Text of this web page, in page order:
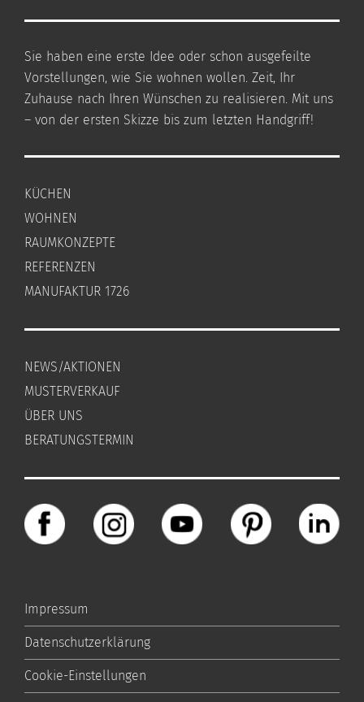
Sie haben eine erste Idee oder schon ausgefeilte
Vorstellungen, wie Sie wohnen wollen. Zeit, Ihr
Zuhause nach Ihren Wünschen zu realisieren. Mit uns
– von der ersten Skizze bis zum letzten Handgriff!
KÜCHEN
WOHNEN
RAUMKONZEPTE
REFERENZEN
MANUFAKTUR 1726
NEWS/AKTIONEN
MUSTERVERKAUF
ÜBER UNS
BERATUNGSTERMIN
Impressum
Datenschutzerklärung
Cookie-Einstellungen